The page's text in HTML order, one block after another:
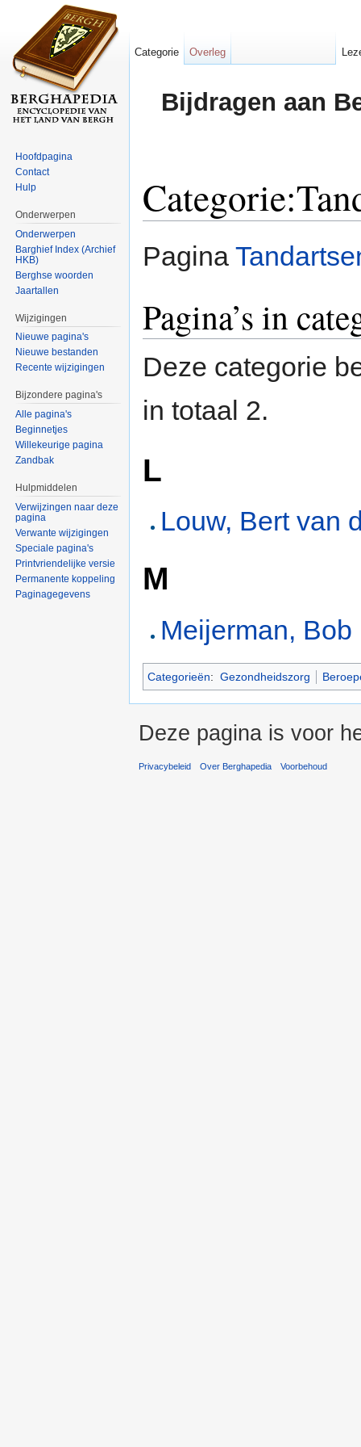
Bijdragen aan
Pagina
Pagina’s in
Deze categorie
in totaal 2.
L
Louw, Bert van
M
Meijerman, Bob
Categorieën: Gezondheidszorg
Categorie Overleg
Hoofdpagina
Contact
Hulp
Onderwerpen
Onderwerpen
Barghief Index (Archief
HKB)
Berghse woorden
Jaartallen
Wijzigingen
Nieuwe pagina's
Nieuwe bestanden
Recente wijzigingen
Bijzondere pagina's
Alle pagina's
Beginnetjes
Willekeurige pagina
Zandbak
Hulpmiddelen
Verwijzingen naar deze
pagina
Verwante wijzigingen
Speciale pagina's
Printvriendelijke versie
Permanente koppeling
Paginagegevens
Deze pagina is voor
Privacybeleid Over Berghapedia Voorbehoud